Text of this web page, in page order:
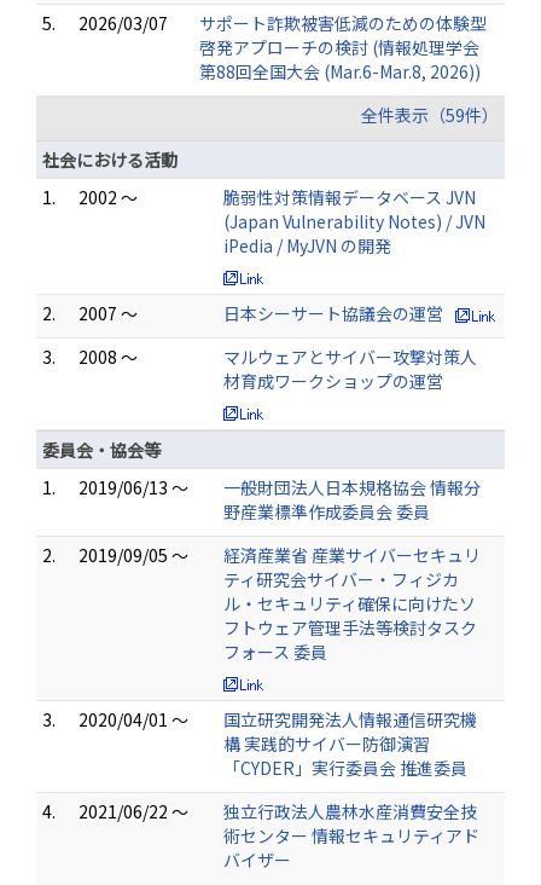
5. 2026/03/07
サポート詐欺被害低減のための体験型
啓発アプローチの検討 (情報処理学会
第88回全国大会 (Mar.6-Mar.8, 2026))
全件表示（59件）
社会における活動
1.
2002 ～
脆弱性対策情報データベース JVN
(Japan Vulnerability Notes) / JVN
iPedia / MyJVN の開発
2. 2007 ～
日本シーサート協議会の運営
3.
2008 ～
マルウェアとサイバー攻撃対策人
材育成ワークショップの運営
委員会・協会等
1.
2019/06/13 ～
一般財団法人日本規格協会 情報分
野産業標準作成委員会 委員
2.
2019/09/05 ～
経済産業省 産業サイバーセキュリ
ティ研究会サイバー・フィジカ
ル・セキュリティ確保に向けたソ
フトウェア管理手法等検討タスク
フォース 委員
3. 2020/04/01 ～
国立研究開発法人情報通信研究機
構 実践的サイバー防御演習
「CYDER」実行委員会 推進委員
4.
2021/06/22 ～
独立行政法人農林水産消費安全技
術センター 情報セキュリティアド
バイザー